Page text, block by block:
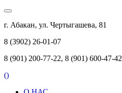
г. Абакан, ул. Чертыгашева, 81
8 (3902) 26-01-07
8 (901) 200-77-22, 8 (901) 600-47-42
()